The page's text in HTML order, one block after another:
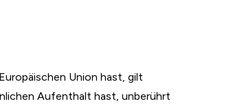
Union hast, gilt
Aufenthalt hast, unberührt